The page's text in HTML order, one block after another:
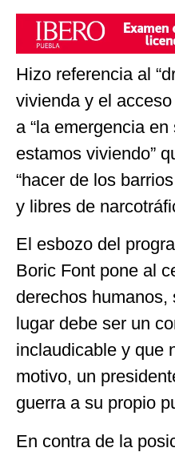
Hizo referencia al
vivienda y el
a “la emergencia
estamos viviendo”
“hacer de los
y libres de
El esbozo del
Boric Font pone al
derechos humanos,
lugar debe ser un
inclaudicable y que
motivo, un
guerra a su propio
En contra de la